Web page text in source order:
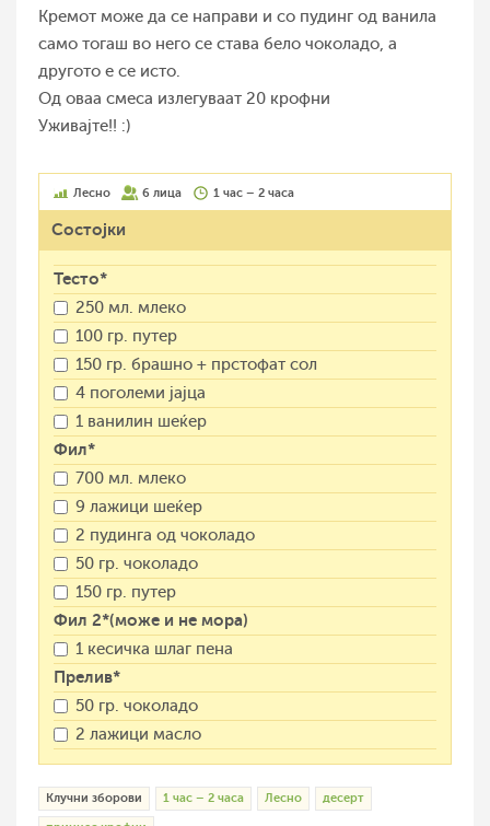
Кремот може да се направи и со пудинг од ванила
само тогаш во него се става бело чоколадо, а
другото е се исто.
Од оваа смеса излегуваат 20 крофни
Уживајте!! :)
Лесно 6 лица 1 час – 2 часа
Состојки
Тесто*
250 мл. млеко
100 гр. путер
150 гр. брашно + прстофат сол
4 поголеми јајца
1 ванилин шеќер
Фил*
700 мл. млеко
9 лажици шеќер
2 пудинга од чоколадо
50 гр. чоколадо
150 гр. путер
Фил 2*(може и не мора)
1 кесичка шлаг пена
Прелив*
50 гр. чоколадо
2 лажици масло
Клучни зборови 1 час – 2 часа Лесно десерт